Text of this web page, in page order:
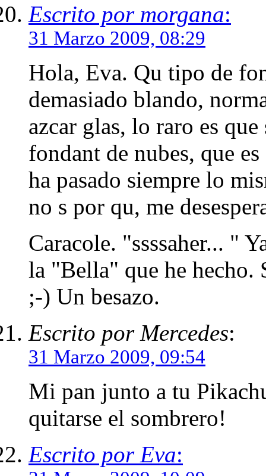
Escrito por morgana:
31 Marzo 2009, 08:29
Hola, Eva. Qu tipo de
demasiado blando,
azcar glas, lo raro es
fondant de nubes, que
ha pasado siempre lo
no s por qu, me
Caracole. "ssssaher... "
la "Bella" que he hecho.
;-) Un besazo.
Escrito por Mercedes:
31 Marzo 2009, 09:54
Mi pan junto a tu
quitarse el sombrero!
Escrito por Eva: